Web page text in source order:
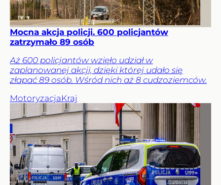
Mocna akcja policji. 600 policjantów
zatrzymało 89 osób
Aż 600 policjantów wzięło udział w
zaplanowanej akcji, dzięki której udało się
złapać 89 osób. Wśród nich aż 8 cudzoziemców.
MotoryzacjaKraj